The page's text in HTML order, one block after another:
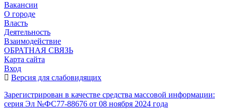
Вакансии
О городе
Власть
Деятельность
Взаимодействие
ОБРАТНАЯ СВЯЗЬ
Карта сайта
Вход
Версия для слабовидящих
Зарегистрирован в качестве средства массовой информации:
серия Эл №ФС77-88676 от 08 ноября 2024 года